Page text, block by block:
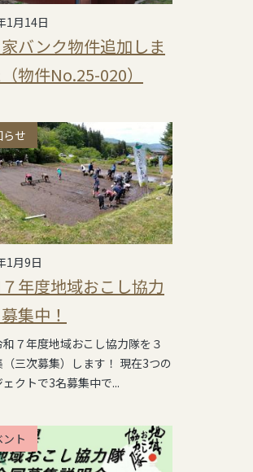
1月14日
バンク物件追加しま
物件No.25-020）
らせ
1月9日
年度地域おこし協力
集中！
和７年度地域おこし協力隊を３
三次募集）します！ 現在3つの
クトで3名募集中で...
ト